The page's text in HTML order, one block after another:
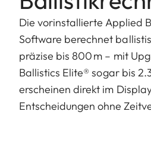
Die vorinstallierte Applied
Software berechnet
präzise bis 800 m – mit
Ballistics Elite® sogar bis
erscheinen direkt im
Entscheidungen ohne